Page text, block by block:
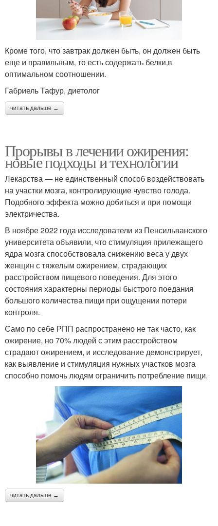
Кроме того, что завтрак должен быть, он должен быть
еще и правильным, то есть содержать белки,в
оптимальном соотношении.
Габриель Тафур, диетолог
читать дальше →
Прорывы в лечении ожирения:
новые подходы и технологии
Лекарства — не единственный способ воздействовать
на участки мозга, контролирующие чувство голода.
Подобного эффекта можно добиться и при помощи
электричества.
В ноябре 2022 года исследователи из Пенсильванского
университета объявили, что стимуляция прилежащего
ядра мозга способствовала снижению веса у двух
женщин с тяжелым ожирением, страдающих
расстройством пищевого поведения. Для этого
состояния характерны периоды быстрого поедания
большого количества пищи при ощущении потери
контроля.
Само по себе РПП распространено не так часто, как
ожирение, но 70% людей с этим расстройством
страдают ожирением, и исследование демонстрирует,
как выявление и стимуляция нужных участков мозга
способно помочь людям ограничить потребление пищи.
читать дальше →